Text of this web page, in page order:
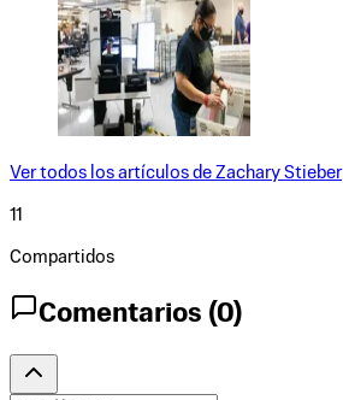
Ver todos los artículos de Zachary Stieber
11
Compartidos
Comentarios (0)